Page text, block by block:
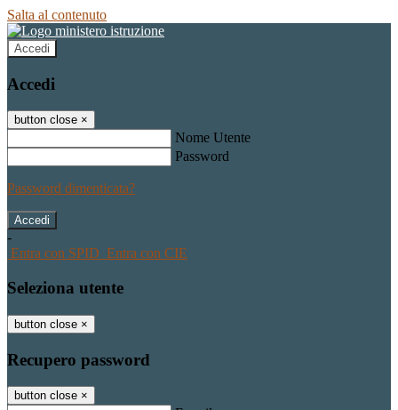
Salta al contenuto
Accedi
Accedi
button close ×
Nome Utente
Password
Password dimenticata?
-
Entra con SPID Entra con CIE
Seleziona utente
button close ×
Recupero password
button close ×